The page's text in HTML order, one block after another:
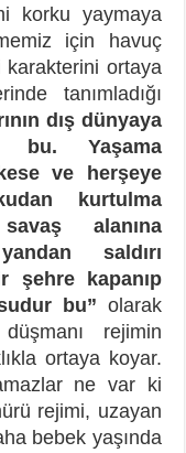
korku yaymaya
için havuç
ortaya
tanımladığı
dış dünyaya
bu. Yaşama
ve herşeye
kurtulma
alanına
saldırı
şehre kapanıp
bu” olarak
rejimin
ortaya koyar.
ne var ki
rejimi, uzayan
bebek yaşında